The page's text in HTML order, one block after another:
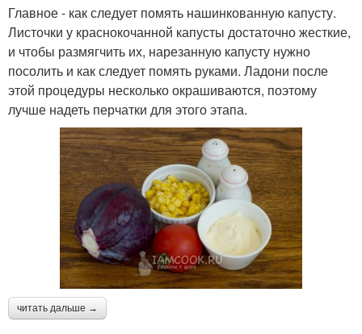
Главное - как следует помять нашинкованную капусту.
Листочки у краснокочанной капусты достаточно жесткие,
и чтобы размягчить их, нарезанную капусту нужно
посолить и как следует помять руками. Ладони после
этой процедуры несколько окрашиваются, поэтому
лучше надеть перчатки для этого этапа.
читать дальше →